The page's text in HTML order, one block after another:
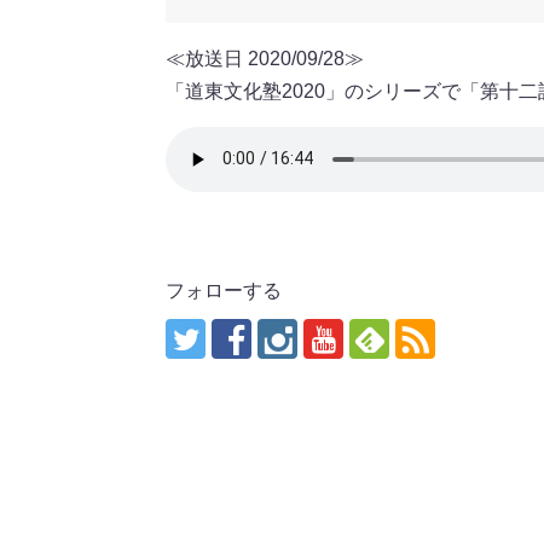
≪放送日 2020/09/28≫
「道東文化塾2020」のシリーズで「第十
フォローする